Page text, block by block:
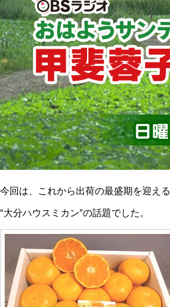
今回は、これから出荷の最盛期を迎える
“大分ハウスミカン”の話題でした。